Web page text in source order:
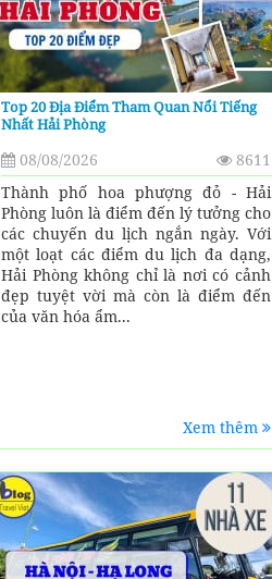
Top 20 Địa Điểm Tham Quan Nổi Tiếng
Nhất Hải Phòng
08/08/2026
8611
Thành phố hoa phượng đỏ - Hải
Phòng luôn là điểm đến lý tưởng cho
các chuyến du lịch ngắn ngày. Với
một loạt các điểm du lịch đa dạng,
Hải Phòng không chỉ là nơi có cảnh
đẹp tuyệt vời mà còn là điểm đến
của văn hóa ẩm...
Xem thêm